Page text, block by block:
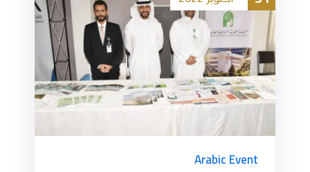
Arabic Event